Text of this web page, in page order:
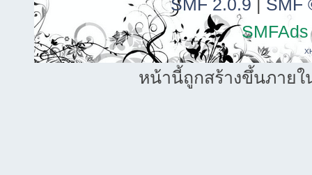
SMF 2.0.9
SMF
SMFAds
หน้านี้ถูกสร้างขึ้นภายใ